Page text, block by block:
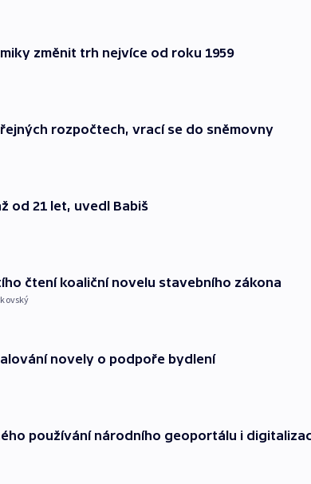
změnit trh nejvíce od roku 1959
rozpočtech, vrací se do sněmovny
od 21 let, uvedl Babiš
čtení koaliční novelu stavebního zákona
novely o podpoře bydlení
používání národního geoportálu i